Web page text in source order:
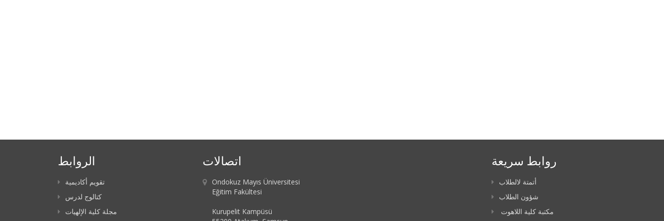
الروابط
تقويم أكاديمية
كتالوج لدرس
مجلة كلية الإلهيات
اتصالات
Ondokuz Mayıs Üniversitesi
Eğitim Fakültesi
Kurupelit Kampüsü
روابط سريعة
أتمتة لالطلاب
شؤون الطلاب
مكتبة كلية اللاهوت